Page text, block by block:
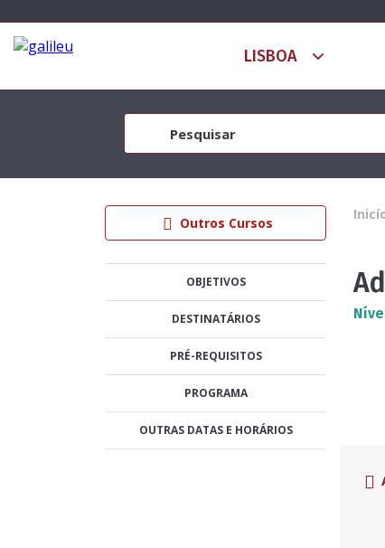
Outros Cursos
OBJETIVOS
DESTINATÁRIOS
PRÉ-REQUISITOS
PROGRAMA
OUTRAS DATAS E HORÁRIOS